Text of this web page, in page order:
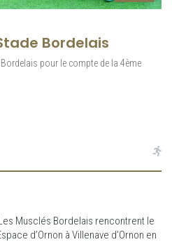
Bordelais
pour le compte de la 4ème
Musclés Bordelais rencontrent le
d’Ornon à Villenave d’Ornon en